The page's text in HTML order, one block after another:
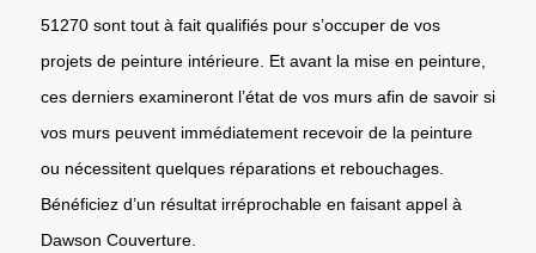
51270 sont tout à fait qualifiés pour s’occuper de vos
projets de peinture intérieure. Et avant la mise en peinture,
ces derniers examineront l’état de vos murs afin de savoir si
vos murs peuvent immédiatement recevoir de la peinture
ou nécessitent quelques réparations et rebouchages.
Bénéficiez d’un résultat irréprochable en faisant appel à
Dawson Couverture.